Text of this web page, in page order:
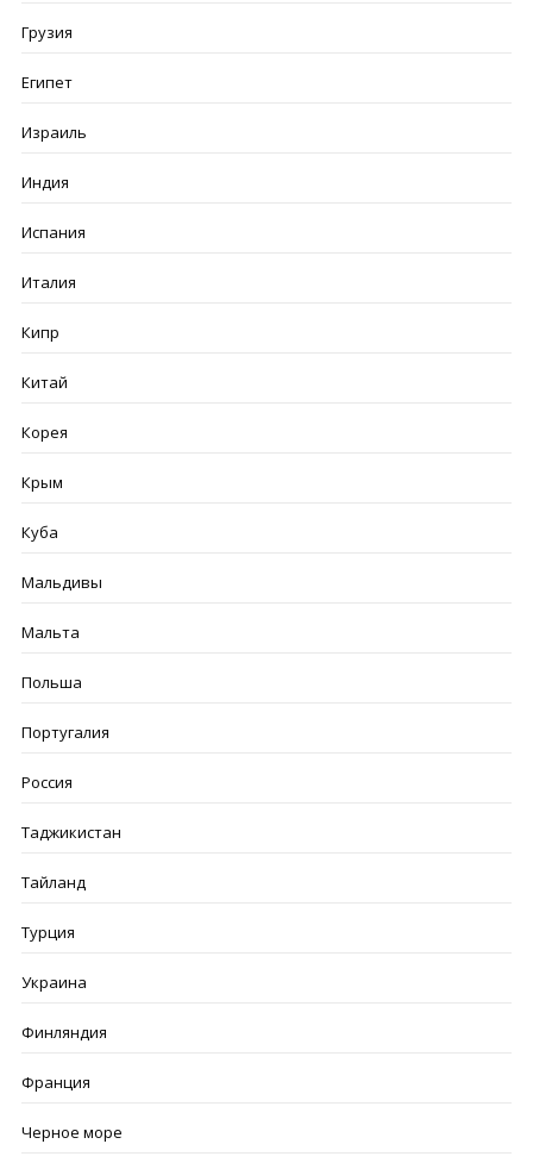
Грузия
Египет
Израиль
Индия
Испания
Италия
Кипр
Китай
Корея
Крым
Куба
Мальдивы
Мальта
Польша
Португалия
Россия
Таджикистан
Тайланд
Турция
Украина
Финляндия
Франция
Черное море